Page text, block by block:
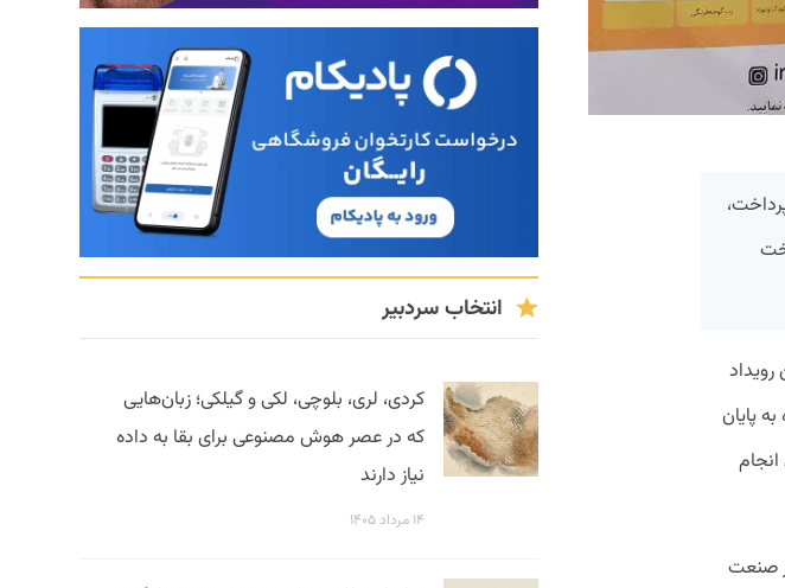
مردمی، روز چهارشنبه ۲۱ تیرماه به پایان
صنعت
انتخاب سردبیر
کردی، لری، بلوچی، لکی و گیلکی؛ زبان‌هایی
که در عصر هوش مصنوعی برای بقا به داده
نیاز دارند
۱۴ مرداد ۱۴۰۵